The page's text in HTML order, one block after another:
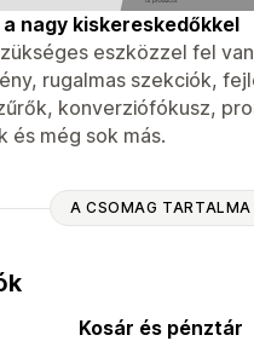
nagy kiskereskedőkkel
eszközzel fel
rugalmas szekciók,
konverziófókusz,
és még sok más.
A CSOMAG TARTALMA
Kosár és pénztár